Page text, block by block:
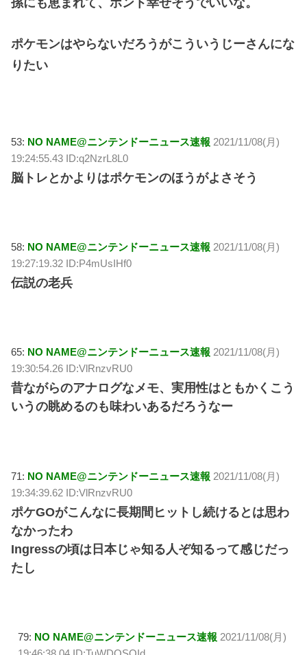
ポケモンはやらないだろうがこういうじーさんにな
りたい
53: NO NAME@ニンテンドーニュース速報 2021/11/08(月)
19:24:55.43 ID:q2NzrL8L0
脳トレとかよりはポケモンのほうがよさそう
58: NO NAME@ニンテンドーニュース速報 2021/11/08(月)
19:27:19.32 ID:P4mUsIHf0
伝説の老兵
65: NO NAME@ニンテンドーニュース速報 2021/11/08(月)
19:30:54.26 ID:VlRnzvRU0
昔ながらのアナログなメモ、実用性はともかくこう
いうの眺めるのも味わいあるだろうなー
71: NO NAME@ニンテンドーニュース速報 2021/11/08(月)
19:34:39.62 ID:VlRnzvRU0
ポケGOがこんなに長期間ヒットし続けるとは思わ
なかったわ
Ingressの頃は日本じゃ知る人ぞ知るって感じだっ
たし
79: NO NAME@ニンテンドーニュース速報 2021/11/08(月)